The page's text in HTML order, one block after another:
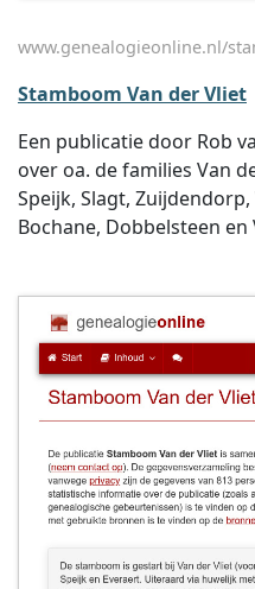
www.genealogieonline.nl/
Stamboom Van der Vliet
Een publicatie door Rob
over oa. de families Van
Speijk, Slagt,
Bochane, Dobbelsteen